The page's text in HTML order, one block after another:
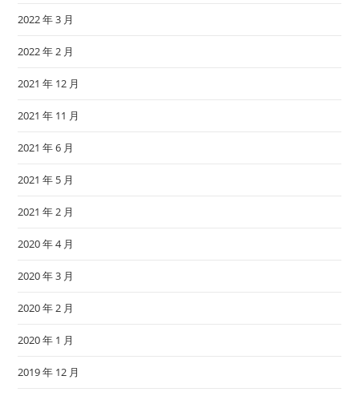
2022 年 3 月
2022 年 2 月
2021 年 12 月
2021 年 11 月
2021 年 6 月
2021 年 5 月
2021 年 2 月
2020 年 4 月
2020 年 3 月
2020 年 2 月
2020 年 1 月
2019 年 12 月